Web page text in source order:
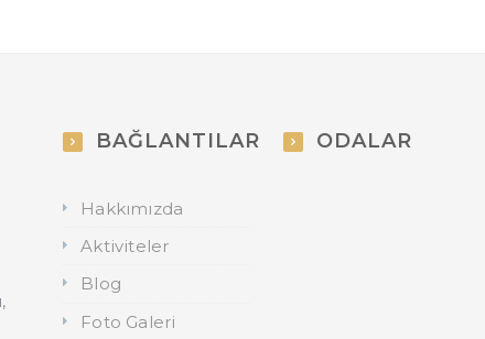
BAĞLANTILAR
Hakkımızda
Aktiviteler
Blog
Foto Galeri
ODALAR